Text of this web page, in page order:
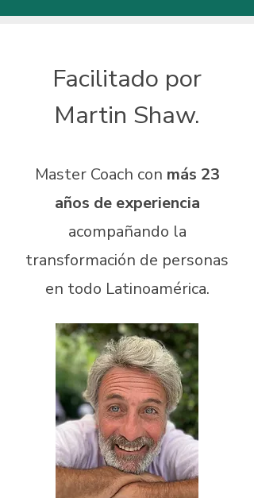
Facilitado por
Martin Shaw.
Master Coach con más 23
años de experiencia
acompañando la
transformación de personas
en todo Latinoamérica.